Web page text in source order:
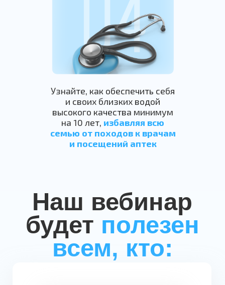
Узнайте, как обеспечить себя
и своих близких водой
высокого качества минимум
на 10 лет, избавляя всю
семью от походов к врачам
и посещений аптек